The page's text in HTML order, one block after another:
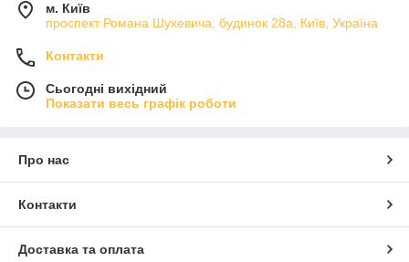
м. Київ
проспект Романа Шухевича, будинок 28а, Київ, Україна
Контакти
Сьогодні вихідний
Показати весь графік роботи
Про нас
Контакти
Доставка та оплата